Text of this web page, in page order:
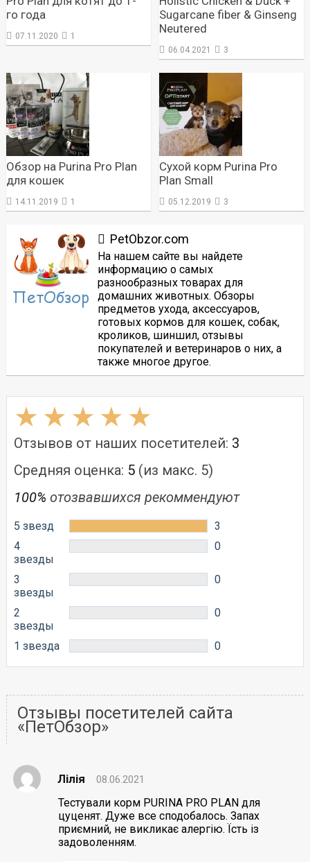
го года
07.11.2020 1
Sugarcane fiber & Ginseng
Neutered
06.04.2021 3
Обзор на Purina Pro Plan
для кошек
14.11.2019 1
Сухой корм Purina Pro
Plan Small
05.12.2019 3
PetObzor.com
На нашем сайте вы найдете
информацию о самых
разнообразных товарах для
домашних животных. Обзоры
предметов ухода, аксессуаров,
готовых кормов для кошек, собак,
кроликов, шиншил, отзывы
покупателей и ветеринаров о них, а
также многое другое.
Отзывов от наших посетителей: 3
Средняя оценка: 5(из макс. 5)
100% отозвавшихся рекоммендуют
5 звезд
3
4
звезды
0
3
звезды
0
2
звезды
0
1 звезда 0
Отзывы посетителей сайта
«ПетОбзор»
Лілія 08.06.2021
Тестували корм PURINA PRO PLAN для
цуценят. Дуже все сподобалось. Запах
приємний, не викликає алергію. Їсть із
задоволенням.